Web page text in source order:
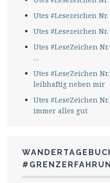
Utes #Lesezeichen
Utes #Lesezeichen
Utes #LeseZeichen
…
Utes #LeseZeichen
leibhaftig neben mir
Utes #LeseZeichen
immer alles gut